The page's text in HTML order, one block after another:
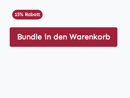
15% Rabatt
Bundle in den Warenkorb